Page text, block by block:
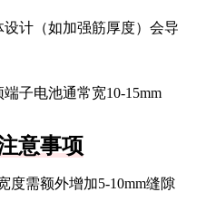
计（如加强筋厚度）会导
子电池通常宽10-15mm
意事项
度需额外增加5-10mm缝隙